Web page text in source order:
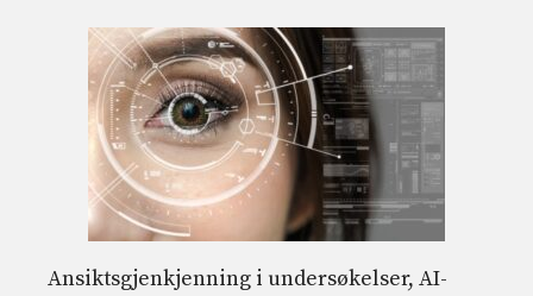
Ansiktsgjenkjenning i undersøkelser, AI-